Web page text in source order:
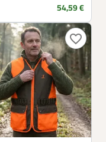
Prix
54,59 €
favorite_border